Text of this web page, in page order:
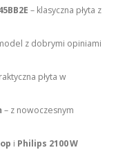
– klasyczna płyta z
z dobrymi opiniami
płyta w
– z nowoczesnym
i Philips 2100 W